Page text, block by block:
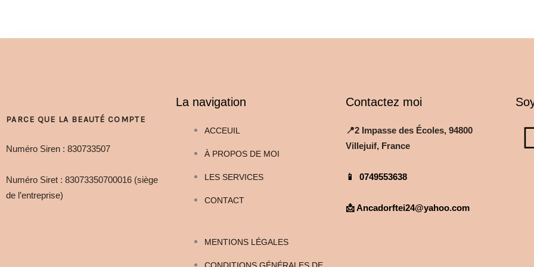
PARCE QUE LA BEAUTÉ COMPTE
Numéro Siren : 830733507
Numéro Siret : 83073350700016 (siège
de l’entreprise)
La navigation
ACCEUIL
À PROPOS DE MOI
LES SERVICES
CONTACT
MENTIONS LÉGALES
CONDITIONS GÉNÉRALES DE
Contactez moi
📍2 Impasse des Écoles, 94800
Villejuif, France
📱 0749553638
📩 Ancadorftei24@yahoo.com